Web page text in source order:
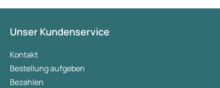
Unser Kundenservice
Kontakt
Bestellung aufgeben
Bezahlen